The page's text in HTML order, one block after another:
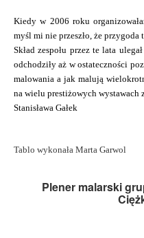
Kiedy w 2006 roku
myśl mi nie przeszło, że przygoda
Skład zespołu przez te lata
odchodziły aż w ostateczności
malowania a jak malują
na wielu prestiżowych wystawach
Stanisława Gałek
Tablo wykonała Marta Garwol
Plener malarski